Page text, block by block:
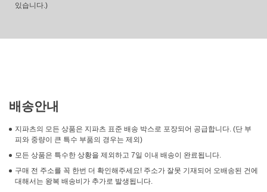
있습니다.)
배송안내
지파츠의 모든 상품은 지파츠 표준 배송 박스로 포장되어 공급합니다. (단 부
피와 중량이 큰 특수 부품의 경우는 제외)
모든 상품은 특수한 상황을 제외하고 7일 이내 배송이 완료됩니다.
구매 전 주소를 꼭 한번 더 확인해주세요! 주소가 잘못 기재되어 오배송된 건에
대해서는 왕복 배송비가 추가로 발생됩니다.